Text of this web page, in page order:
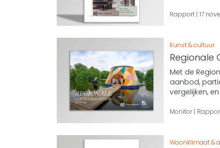
Rapport 17
Kunst & cultuur
Regionale
Met de
aanbod,
vergelijken,
Monitor
Woonklimaat &